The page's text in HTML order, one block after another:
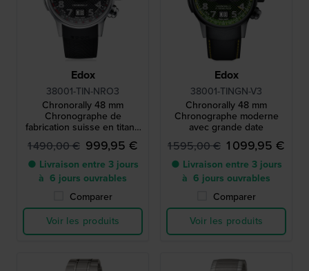
Edox
38001-TIN-NRO3
Chronorally 48 mm
Chronographe de
fabrication suisse en titane
avec date du jour
1 490,00 € 999,95 €
● Livraison entre 3 jours
à 6 jours ouvrables
Comparer
Voir les produits
Edox
38001-TINGN-V3
Chronorally 48 mm
Chronographe moderne
avec grande date
1 595,00 € 1 099,95 €
● Livraison entre 3 jours
à 6 jours ouvrables
Comparer
Voir les produits